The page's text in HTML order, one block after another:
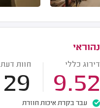
נהוראי
דירוג כללי
9.52
חוות דעת
29
עבר בקרת איכות חוזרת